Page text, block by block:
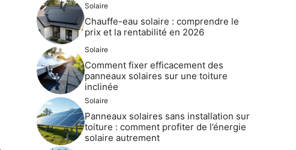
Solaire
Chauffe-eau solaire : comprendre le
prix et la rentabilité en 2026
Solaire
Comment fixer efficacement des
panneaux solaires sur une toiture
inclinée
Solaire
Panneaux solaires sans installation sur
toiture : comment profiter de l’énergie
solaire autrement